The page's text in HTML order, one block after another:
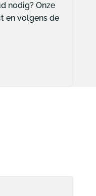
nodig? Onze
en volgens de